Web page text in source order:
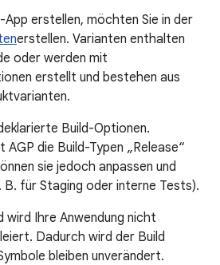
App erstellen, möchten Sie in der
erstellen. Varianten enthalten
oder werden mit
erstellt und bestehen aus
Build-Optionen.
die Build-Typen „Release“
sie jedoch anpassen und
für Staging oder interne Tests).
wird Ihre Anwendung nicht
Dadurch wird der Build
bleiben unverändert.